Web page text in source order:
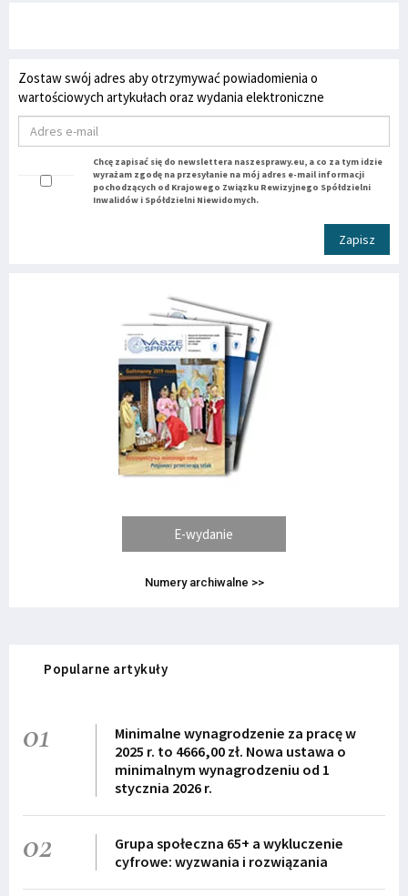
Zostaw swój adres aby otrzymywać powiadomienia o
wartościowych artykułach oraz wydania elektroniczne
Chcę zapisać się do newslettera naszesprawy.eu, a co za tym idzie
wyrażam zgodę na przesyłanie na mój adres e-mail informacji
pochodzących od Krajowego Związku Rewizyjnego Spółdzielni
Inwalidów i Spółdzielni Niewidomych.
Zapisz
E-wydanie
Numery archiwalne >>
Popularne artykuły
01
Minimalne wynagrodzenie za pracę w
2025 r. to 4666,00 zł. Nowa ustawa o
minimalnym wynagrodzeniu od 1
stycznia 2026 r.
02
Grupa społeczna 65+ a wykluczenie
cyfrowe: wyzwania i rozwiązania